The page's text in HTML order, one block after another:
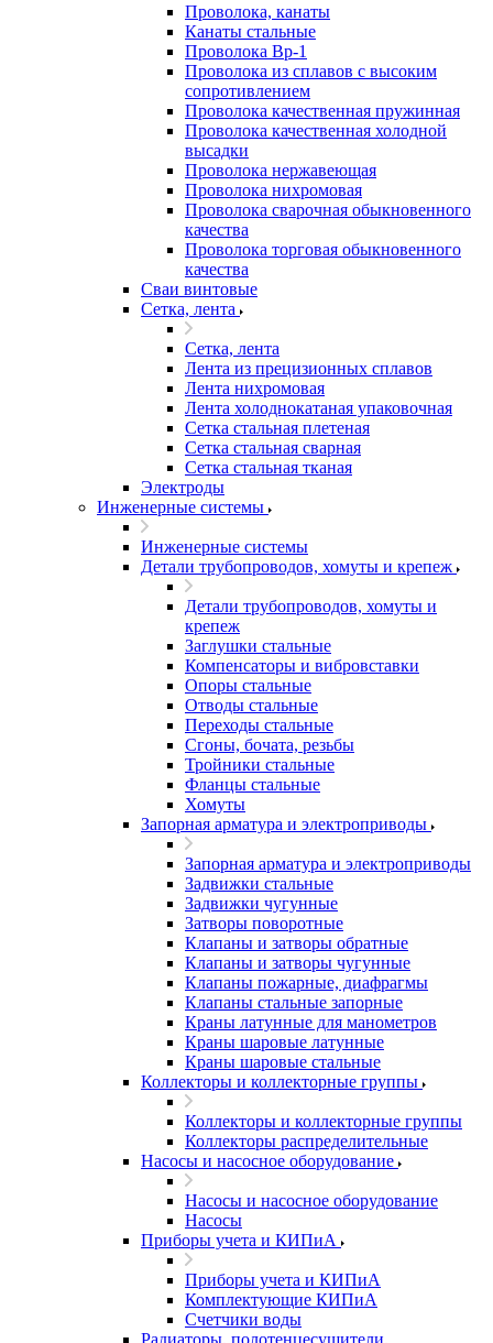
Проволока, канаты
Канаты стальные
Проволока Вр-1
Проволока из сплавов с высоким
сопротивлением
Проволока качественная пружинная
Проволока качественная холодной
высадки
Проволока нержавеющая
Проволока нихромовая
Проволока сварочная обыкновенного
качества
Проволока торговая обыкновенного
качества
Сваи винтовые
Сетка, лента
Сетка, лента
Лента из прецизионных сплавов
Лента нихромовая
Лента холоднокатаная упаковочная
Сетка стальная плетеная
Сетка стальная сварная
Сетка стальная тканая
Электроды
Инженерные системы
Инженерные системы
Детали трубопроводов, хомуты и крепеж
Детали трубопроводов, хомуты и
крепеж
Заглушки стальные
Компенсаторы и вибровставки
Опоры стальные
Отводы стальные
Переходы стальные
Сгоны, бочата, резьбы
Тройники стальные
Фланцы стальные
Хомуты
Запорная арматура и электроприводы
Запорная арматура и электроприводы
Задвижки стальные
Задвижки чугунные
Затворы поворотные
Клапаны и затворы обратные
Клапаны и затворы чугунные
Клапаны пожарные, диафрагмы
Клапаны стальные запорные
Краны латунные для манометров
Краны шаровые латунные
Краны шаровые стальные
Коллекторы и коллекторные группы
Коллекторы и коллекторные группы
Коллекторы распределительные
Насосы и насосное оборудование
Насосы и насосное оборудование
Насосы
Приборы учета и КИПиА
Приборы учета и КИПиА
Комплектующие КИПиА
Счетчики воды
Радиаторы, полотенцесушители,